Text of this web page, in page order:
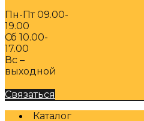
Пн-Пт 09.00-
19.00
Сб 10.00-
17.00
Вс –
выходной
Связаться
Каталог